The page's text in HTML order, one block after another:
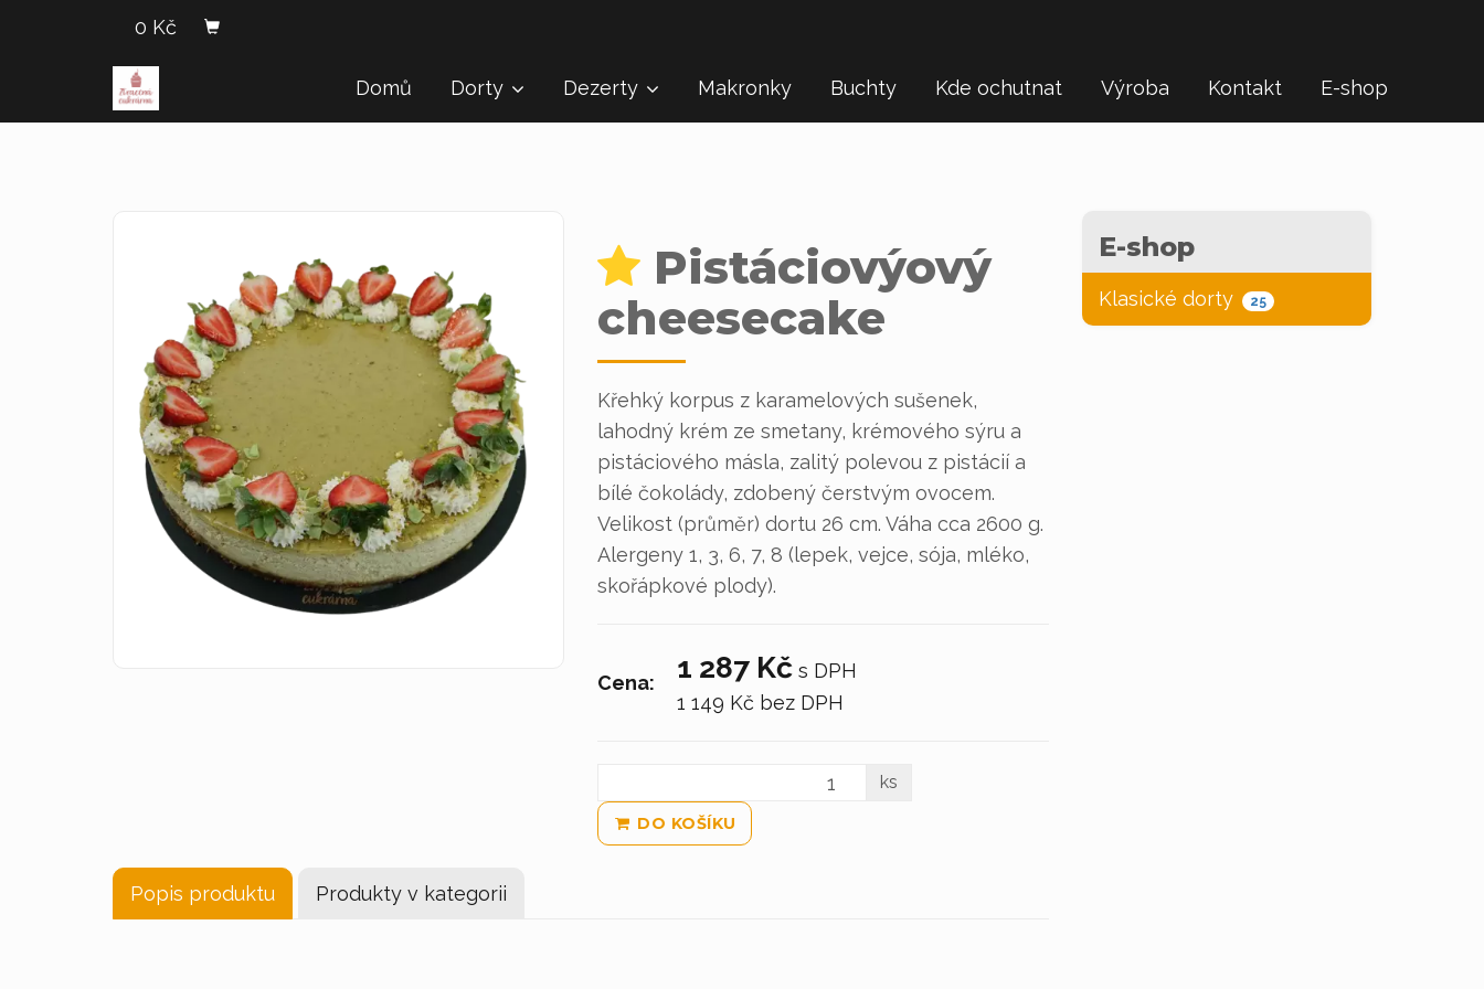
0 Kč
Domů Dorty Dezerty Makronky Buchty Kde ochutnat Výroba Kontakt E-shop
E-shop
Klasické dorty 25
Pistáciovýový
cheesecake
Křehký korpus z karamelových sušenek,
lahodný krém ze smetany, krémového sýru a
pistáciového másla, zalitý polevou z pistácií a
bílé čokolády, zdobený čerstvým ovocem.
Velikost (průměr) dortu 26 cm. Váha cca 2600 g.
Alergeny 1, 3, 6, 7, 8 (lepek, vejce, sója, mléko,
skořápkové plody).
Cena: 1 287 Kč s DPH
1 149 Kč bez DPH
ks
DO KOŠÍKU
Popis produktu Produkty v kategorii